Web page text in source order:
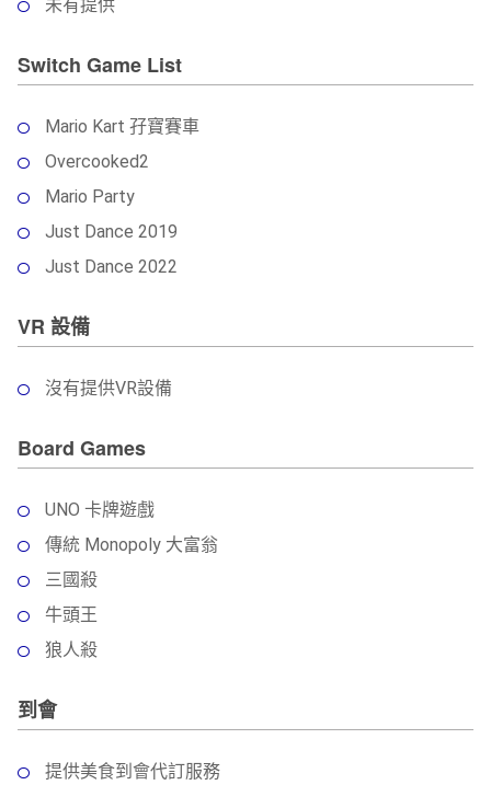
未有提供
Switch Game List
Mario Kart 孖寶賽車
Overcooked2
Mario Party
Just Dance 2019
Just Dance 2022
VR 設備
沒有提供VR設備
Board Games
UNO 卡牌遊戲
傳統 Monopoly 大富翁
三國殺
牛頭王
狼人殺
到會
提供美食到會代訂服務